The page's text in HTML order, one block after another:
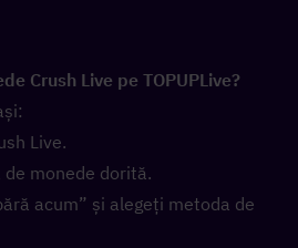
Crush Live pe TOPUPLive?
Live.
monede dorită.
acum” și alegeți metoda de